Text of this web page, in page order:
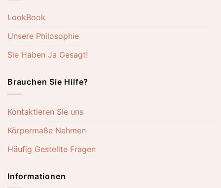
LookBook
Unsere Philosophie
Sie Haben Ja Gesagt!
Brauchen Sie Hilfe?
Kontaktieren Sie uns
Körpermaße Nehmen
Häufig Gestellte Fragen
Informationen